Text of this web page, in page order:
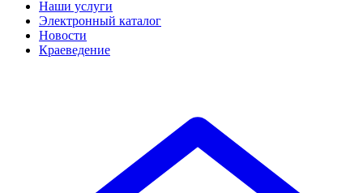
Наши услуги
Электронный каталог
Новости
Краеведение